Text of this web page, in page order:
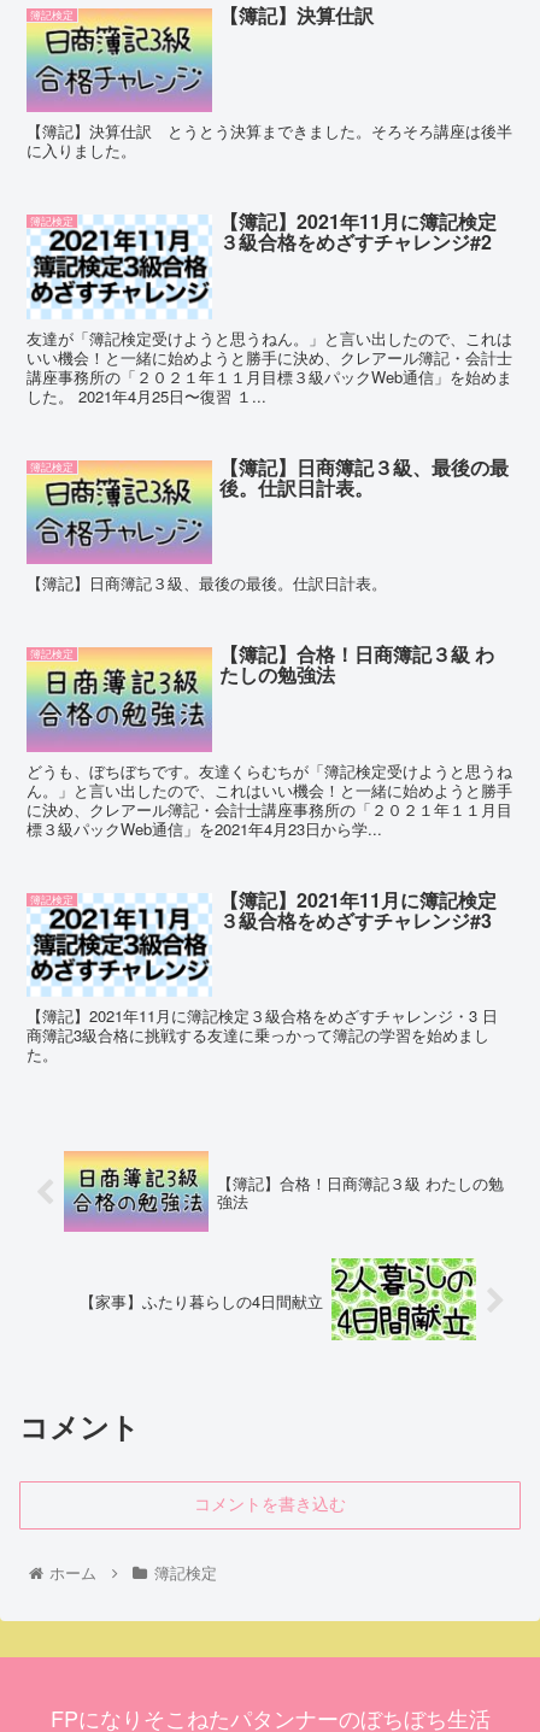
簿記検定 【簿記】決算仕訳
【簿記】決算仕訳 とうとう決算まできました。そろそろ講座は後半
に入りました。
簿記検定 【簿記】2021年11月に簿記検定
３級合格をめざすチャレンジ#2
友達が「簿記検定受けようと思うねん。」と言い出したので、これは
いい機会！と一緒に始めようと勝手に決め、クレアール簿記・会計士
講座事務所の「２０２１年１１月目標３級パックWeb通信」を始めま
した。 2021年4月25日〜復習 １...
簿記検定 【簿記】日商簿記３級、最後の最
後。仕訳日計表。
【簿記】日商簿記３級、最後の最後。仕訳日計表。
簿記検定 【簿記】合格！日商簿記３級 わ
たしの勉強法
どうも、ぼちぼちです。友達くらむちが「簿記検定受けようと思うね
ん。」と言い出したので、これはいい機会！と一緒に始めようと勝手
に決め、クレアール簿記・会計士講座事務所の「２０２１年１１月目
標３級パックWeb通信」を2021年4月23日から学...
簿記検定 【簿記】2021年11月に簿記検定
３級合格をめざすチャレンジ#3
【簿記】2021年11月に簿記検定３級合格をめざすチャレンジ・3 日
商簿記3級合格に挑戦する友達に乗っかって簿記の学習を始めまし
た。
【簿記】合格！日商簿記３級 わたしの勉
強法
【家事】ふたり暮らしの4日間献立
コメント
コメントを書き込む
ホーム 簿記検定
FPになりそこねたパタンナーのぼちぼち生活